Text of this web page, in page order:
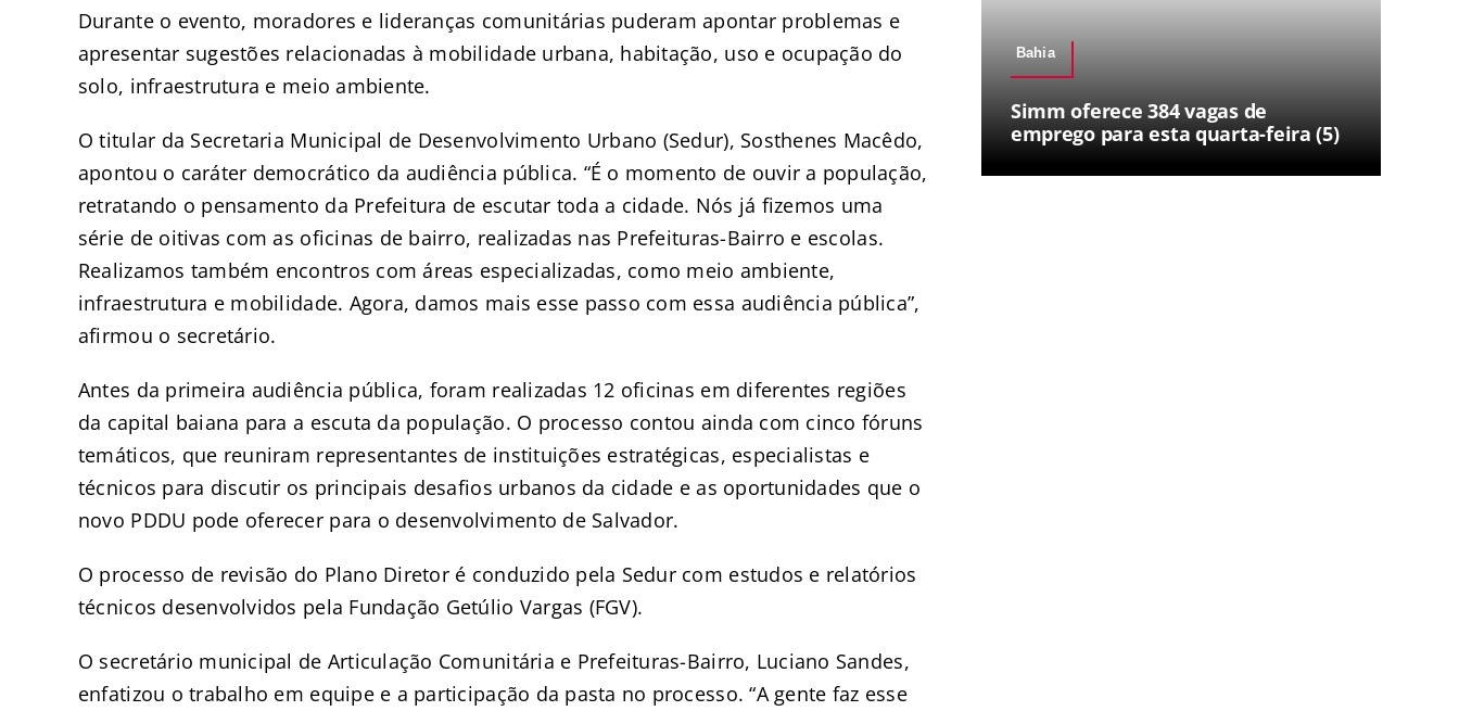
Durante o evento, moradores e lideranças comunitárias puderam apontar problemas e
apresentar sugestões relacionadas à mobilidade urbana, habitação, uso e ocupação do
solo, infraestrutura e meio ambiente.
O titular da Secretaria Municipal de Desenvolvimento Urbano (Sedur), Sosthenes Macêdo,
apontou o caráter democrático da audiência pública. “É o momento de ouvir a população,
retratando o pensamento da Prefeitura de escutar toda a cidade. Nós já fizemos uma
série de oitivas com as oficinas de bairro, realizadas nas Prefeituras-Bairro e escolas.
Realizamos também encontros com áreas especializadas, como meio ambiente,
infraestrutura e mobilidade. Agora, damos mais esse passo com essa audiência pública”,
afirmou o secretário.
Antes da primeira audiência pública, foram realizadas 12 oficinas em diferentes regiões
da capital baiana para a escuta da população. O processo contou ainda com cinco fóruns
temáticos, que reuniram representantes de instituições estratégicas, especialistas e
técnicos para discutir os principais desafios urbanos da cidade e as oportunidades que o
novo PDDU pode oferecer para o desenvolvimento de Salvador.
O processo de revisão do Plano Diretor é conduzido pela Sedur com estudos e relatórios
técnicos desenvolvidos pela Fundação Getúlio Vargas (FGV).
O secretário municipal de Articulação Comunitária e Prefeituras-Bairro, Luciano Sandes,
enfatizou o trabalho em equipe e a participação da pasta no processo. “A gente faz esse
Bahia
Simm oferece 384 vagas de
emprego para esta quarta-feira (5)